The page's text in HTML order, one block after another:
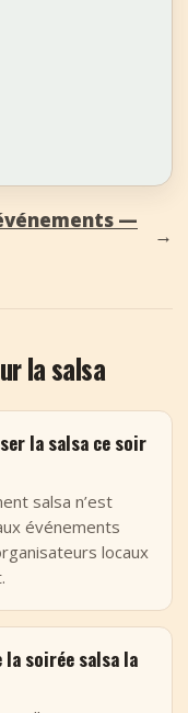
—
→
la salsa
la salsa ce soir
salsa n’est
événements
locaux
soirée salsa la